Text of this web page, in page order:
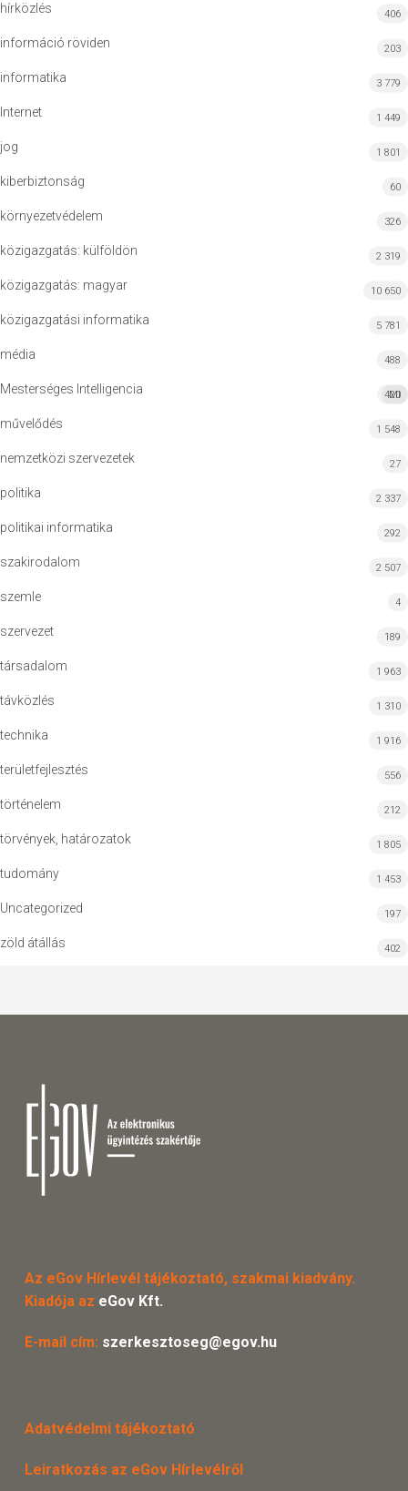
hírközlés 406
információ röviden 203
informatika 3 779
Internet 1 449
jog 1 801
kiberbiztonság 60
környezetvédelem 326
közigazgatás: külföldön 2 319
közigazgatás: magyar 10 650
közigazgatási informatika 5 781
média 488
Mesterséges Intelligencia MI
420
művelődés 1 548
nemzetközi szervezetek 27
politika 2 337
politikai informatika 292
szakirodalom 2 507
szemle 4
szervezet 189
társadalom 1 963
távközlés 1 310
technika 1 916
területfejlesztés 556
történelem 212
törvények, határozatok 1 805
tudomány 1 453
Uncategorized 197
zöld átállás 402
Az eGov Hírlevél tájékoztató, szakmai kiadvány.
Kiadója az eGov Kft.
E-mail cím: szerkesztoseg@egov.hu
Adatvédelmi tájékoztató
Leiratkozás az eGov Hírlevélről